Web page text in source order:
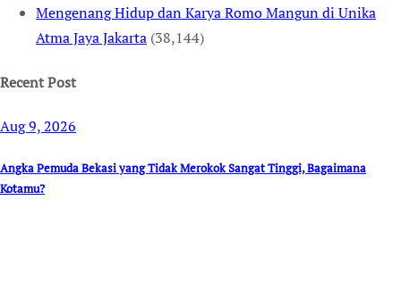
Mengenang Hidup dan Karya Romo Mangun di Unika
Atma Jaya Jakarta (38,144)
Recent Post
Aug 9, 2026
Angka Pemuda Bekasi yang Tidak Merokok Sangat Tinggi, Bagaimana
Kotamu?